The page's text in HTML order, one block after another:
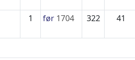
1 før 1704 322 41